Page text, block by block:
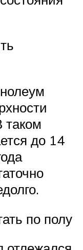
таком
до 14
по полу